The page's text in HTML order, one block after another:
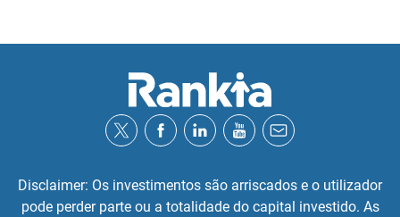
Disclaimer: Os investimentos são arriscados e o utilizador
pode perder parte ou a totalidade do capital investido. As